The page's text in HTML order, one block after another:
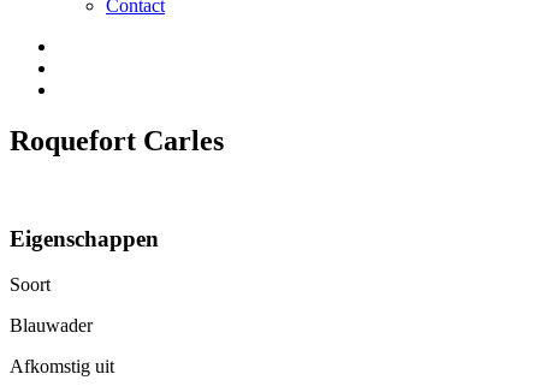
Contact
Roquefort Carles
Eigenschappen
Soort
Blauwader
Afkomstig uit